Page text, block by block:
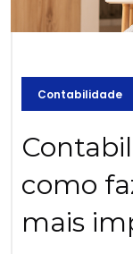
Contabilidade
como
mais